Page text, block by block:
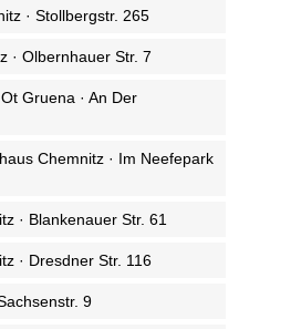
· Stollbergstr. 265
· Olbernhauer Str. 7
Gruena · An Der
Chemnitz · Im Neefepark
· Blankenauer Str. 61
· Dresdner Str. 116
9